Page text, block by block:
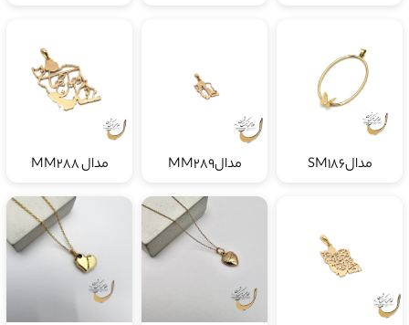
مدالSM186 مدالMM289 مدال MM288
مدالMM287 مدالCM105 مدال CM104